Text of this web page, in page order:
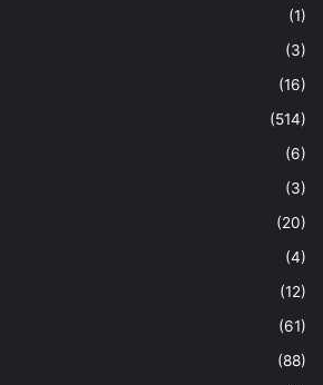
(1)
(3)
(16)
(514)
(6)
(3)
(20)
(4)
(12)
(61)
(88)